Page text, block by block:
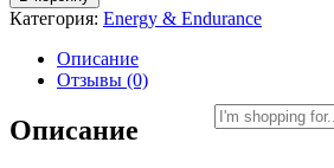
Shadow-
X
Категория: Energy & Endurance
Описание
Отзывы (0)
Описание